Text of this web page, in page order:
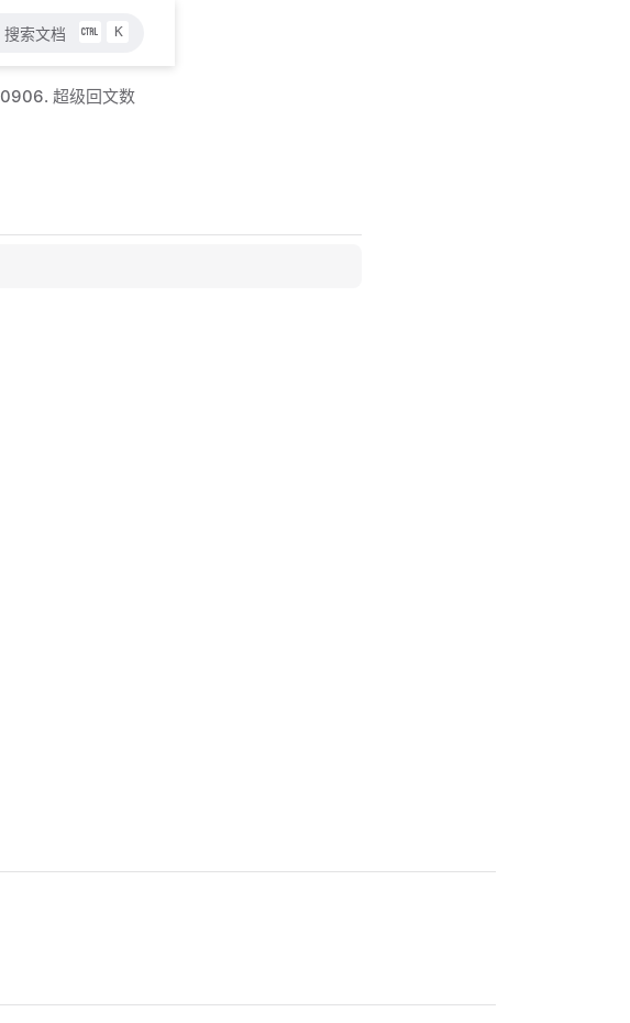
搜索文档 K
0906. 超级回文数